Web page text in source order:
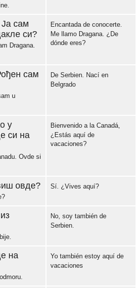
Ја сам
си?
Dragana.
Encantada de conocerte.
Me llamo Dragana. ¿De
dónde eres?
сам
u
De Serbien. Nací en
Belgrado
у
си на
Ovde si
Bienvenido a la Canadá,
¿Estás aquí de
vacaciones?
овде? Sí. ¿Vives aquí?
No, soy también de
Serbien.
на
Yo también estoy aquí de
vacaciones